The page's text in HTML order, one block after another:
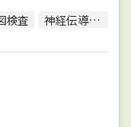
検査 神経伝導速度検査